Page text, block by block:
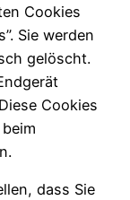
Cookies
Sie werden
gelöscht.
Cookies
dass Sie